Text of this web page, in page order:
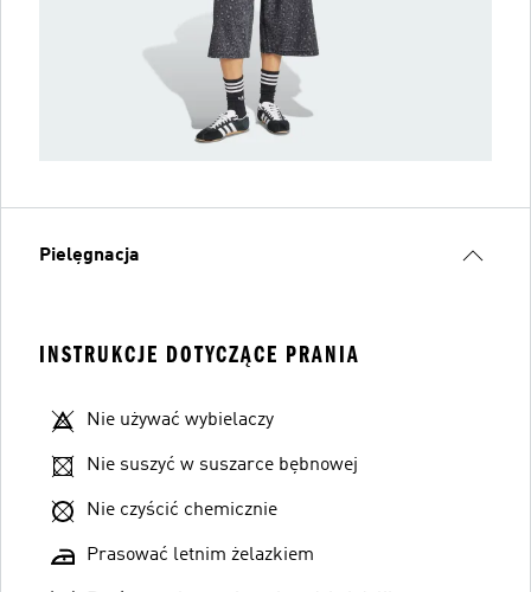
Pielęgnacja
INSTRUKCJE DOTYCZĄCE PRANIA
Nie używać wybielaczy
Nie suszyć w suszarce bębnowej
Nie czyścić chemicznie
Prasować letnim żelazkiem